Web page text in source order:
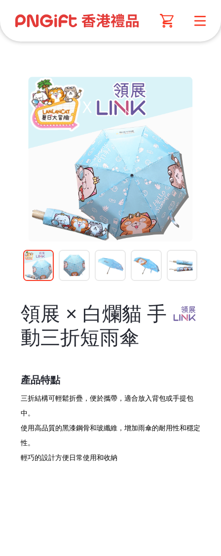
領展 × 白爛貓 手
動三折短雨傘
產品特點
三折結構可輕鬆折疊，便於攜帶，適合放入背包或手提包
中。
使用高品質的黑漆鋼骨和玻纖維，增加雨傘的耐用性和穩定
性。
輕巧的設計方便日常使用和收納